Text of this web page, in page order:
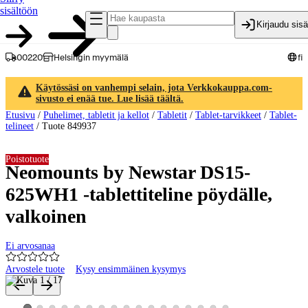
sisältöön
Kirjaudu
00220 Helsingin myymälä fi
Käytössäsi on vanhempi selain, jota Verkkokauppa.com-
sivusto ei enää tue. Lue lisää täältä.
Etusivu / Puhelimet, tabletit ja kellot / Tabletit / Tablet-tarvikkeet / Tablet-
telineet / Tuote 849937
Neomounts by Newstar DS15-
625WH1 -tablettiteline pöydälle,
valkoinen
Ei arvosanaa
Arvostele tuote Kysy ensimmäinen kysymys
Poistotuote
Tuotteen kuvat ja videot